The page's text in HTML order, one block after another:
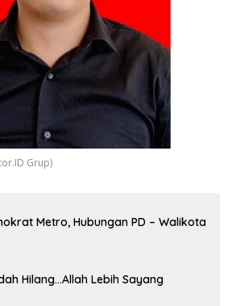
Grup)
Metro, Hubungan PD – Walikota
Hilang…Allah Lebih Sayang